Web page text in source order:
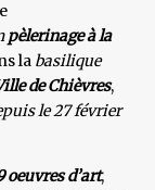
pèlerinage à la
la basilique
de Chièvres,
le 27 février
oeuvres d’art,